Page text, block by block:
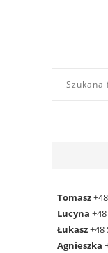
Tomasz
Lucyna
Łukasz+48
Agnieszka